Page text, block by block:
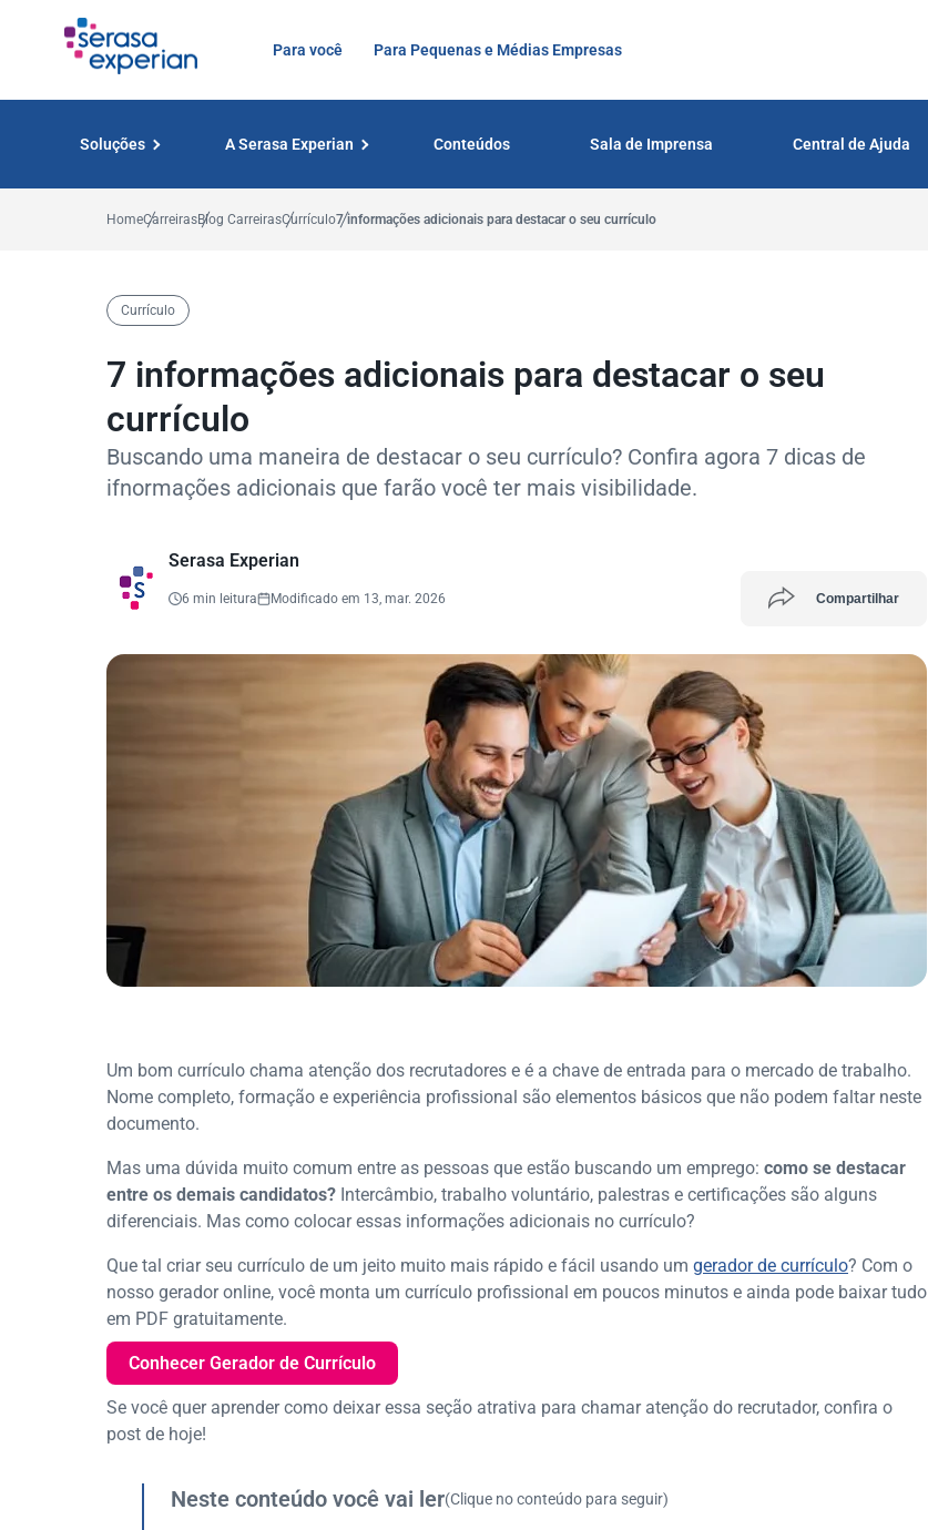
Para você Para Pequenas e Médias Empresas
Soluções A Serasa Experian Conteúdos Sala de Imprensa Central de Ajuda
HomeCarreirasBlog CarreirasCurrículo7 informações adicionais para destacar o seu currículo
Currículo
7 informações adicionais para destacar o seu
currículo
Buscando uma maneira de destacar o seu currículo? Confira agora 7 dicas de
ifnormações adicionais que farão você ter mais visibilidade.
Serasa Experian
6 min leitura Modificado em 13, mar. 2026 Compartilhar
Um bom currículo chama atenção dos recrutadores e é a chave de entrada para o mercado de trabalho.
Nome completo, formação e experiência profissional são elementos básicos que não podem faltar neste
documento.
Mas uma dúvida muito comum entre as pessoas que estão buscando um emprego: como se destacar
entre os demais candidatos? Intercâmbio, trabalho voluntário, palestras e certificações são alguns
diferenciais. Mas como colocar essas informações adicionais no currículo?
Que tal criar seu currículo de um jeito muito mais rápido e fácil usando um gerador de currículo? Com o
nosso gerador online, você monta um currículo profissional em poucos minutos e ainda pode baixar tudo
em PDF gratuitamente.
Conhecer Gerador de Currículo
Se você quer aprender como deixar essa seção atrativa para chamar atenção do recrutador, confira o
post de hoje!
Neste conteúdo você vai ler(Clique no conteúdo para seguir)